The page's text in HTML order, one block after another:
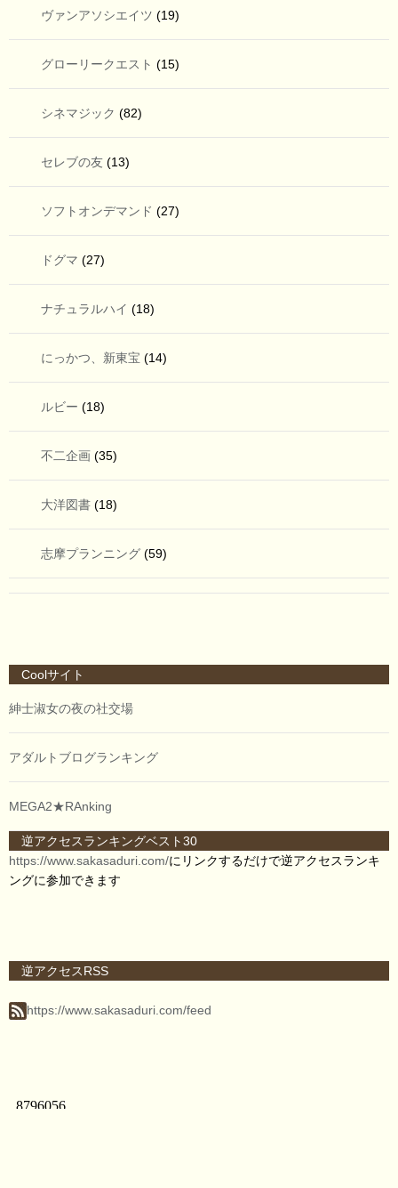
ヴァンアソシエイツ (19)
グローリークエスト (15)
シネマジック (82)
セレブの友 (13)
ソフトオンデマンド (27)
ドグマ (27)
ナチュラルハイ (18)
にっかつ、新東宝 (14)
ルビー (18)
不二企画 (35)
大洋図書 (18)
志摩プランニング (59)
Coolサイト
紳士淑女の夜の社交場
アダルトブログランキング
MEGA2★RAnking
逆アクセスランキングベスト30
https://www.sakasaduri.com/にリンクするだけで逆アクセスランキ
ングに参加できます
逆アクセスRSS
https://www.sakasaduri.com/feed